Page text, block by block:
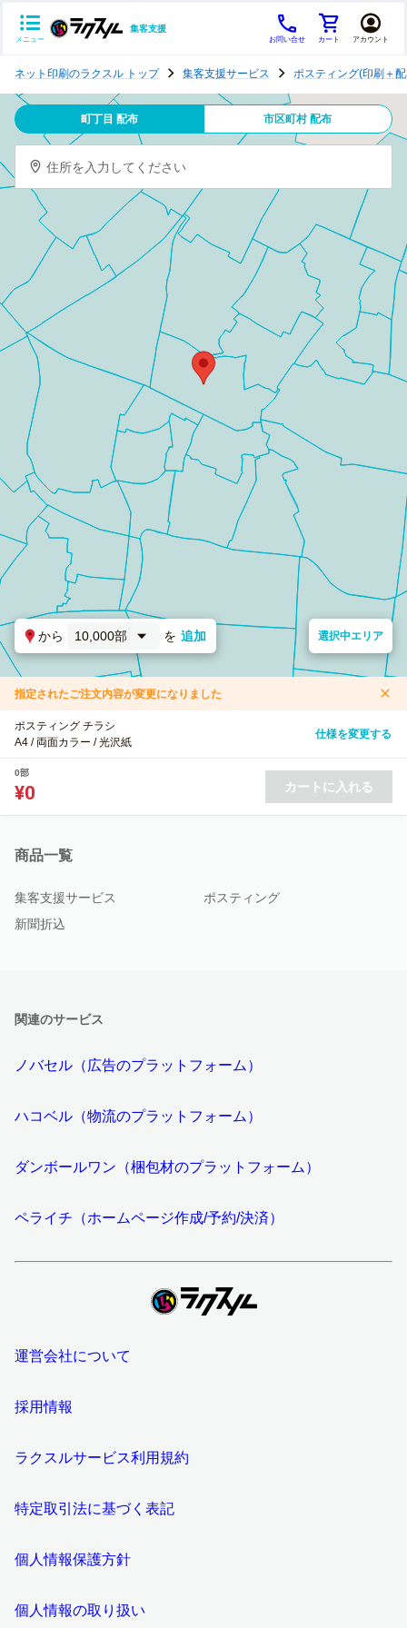
メニュー
集客支援
お問い合せ カート アカウント
テ
ン
グ
ネット印刷のラクスル トップ 集客支援サービス ポスティング(印刷＋
町丁目 配布 市区町村 配布
住所を入力してください
から 10,000部 を 追加 選択中エリア
指定されたご注文内容が変更になりました
ポスティング チラシ
A4 / 両面カラー / 光沢紙
仕様を変更する
0部
¥0 カートに入れる
商品一覧
集客支援サービス
ポスティング
新聞折込
関連のサービス
ノバセル（広告のプラットフォーム）
ハコベル（物流のプラットフォーム）
ダンボールワン（梱包材のプラットフォーム）
ペライチ（ホームページ作成/予約/決済）
運営会社について
採用情報
ラクスルサービス利用規約
特定取引法に基づく表記
個人情報保護方針
個人情報の取り扱い